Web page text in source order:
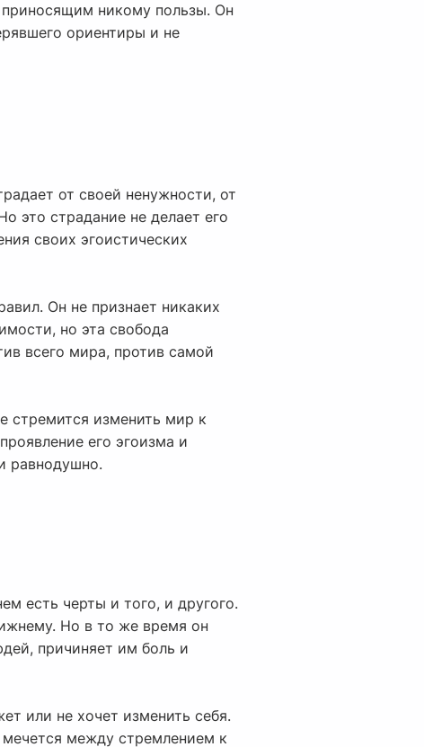
никому пользы. Он
ориентиры и не
от своей ненужности, от
это страдание не делает его
своих эгоистических
Он не признает никаких
но эта свобода
всего мира, против самой
стремится изменить мир к
его эгоизма и
равнодушно.
есть черты и того, и другого.
Но в то же время он
причиняет им боль и
или не хочет изменить себя.
между стремлением к